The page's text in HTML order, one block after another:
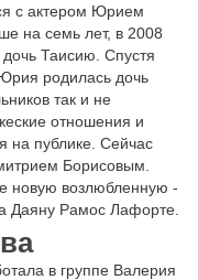
с актером Юрием
на семь лет, в 2008
дочь Таисию. Спустя
родилась дочь
так и не
отношения и
на публике. Сейчас
Борисовым.
новую возлюбленную -
Даяну Рамос Лафорте.
в группе Валерия